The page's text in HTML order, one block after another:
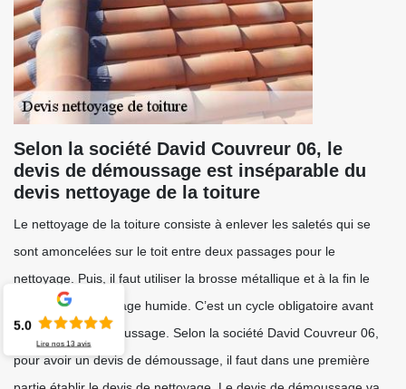
Selon la société David Couvreur 06, le
devis de démoussage est inséparable du
devis nettoyage de la toiture
Le nettoyage de la toiture consiste à enlever les saletés qui se
sont amoncelées sur le toit entre deux passages pour le
nettoyage. Puis, il faut utiliser la brosse métallique et à la fin le
passage du nettoyage humide. C’est un cycle obligatoire avant
d’effectuer le démoussage. Selon la société David Couvreur 06,
pour avoir un devis de démoussage, il faut dans une première
5.0
Lire nos13 avis